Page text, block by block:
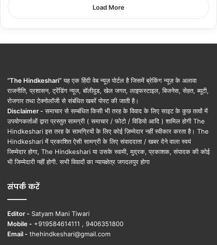
Load More
“The Hindkeshari”यह एक हिंदी वेब न्यूज़ पोर्टल है जिसमें ब्रेकिंग न्यूज़ के अलावा
राजनीति, प्रशासन, ट्रेंडिंग न्यूज, बॉलीवुड, खेल जगत, लाइफस्टाइल, बिजनेस, सेहत, ब्यूटी,
रोजगार तथा टेक्नोलॉजी से संबंधित खबरें पोस्ट की जाती है।
Disclaimer - समाचार से सम्बंधित किसी भी तरह के विवाद के लिए साइट के कुछ तत्वों में
उपयोगकर्ताओं द्वारा प्रस्तुत सामग्री ( समाचार / फोटो / विडियो आदि ) शामिल होगी The
Hindkeshari इस तरह के सामग्रियों के लिए कोई ज़िम्मेदार नहीं स्वीकार करता है। The
Hindkeshari में प्रकाशित ऐसी सामग्री के लिए संवाददाता / खबर देने वाला स्वयं
जिम्मेदार होगा, The Hindkeshari या उसके स्वामी, मुद्रक, प्रकाशक, संपादक की कोई
भी जिम्मेदारी नहीं होगी. सभी विवादों का न्यायक्षेत्र जगदलपुर होगा
संपर्क करें
Editor - Satyam Mani Tiwari
Mobile - +919584614111 , 9406351800
Email - thehindkeshari@gmail.com